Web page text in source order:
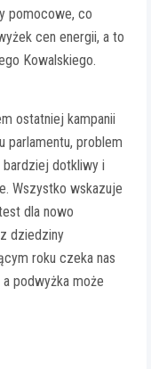
pomocowe, co
cen energii, a to
Kowalskiego.
ostatniej kampanii
parlamentu, problem
dotkliwy i
Wszystko wskazuje
dla nowo
dziedziny
roku czeka nas
podwyżka może